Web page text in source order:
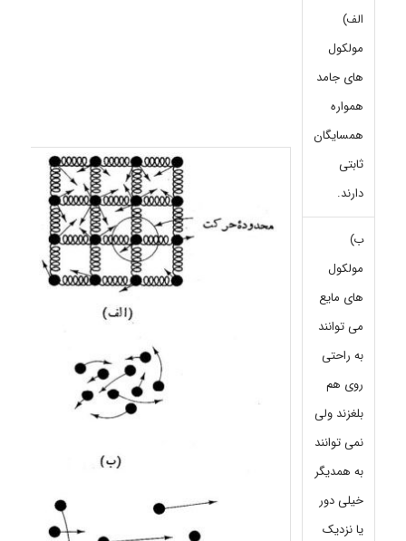
الف)
مولکول
های جامد
همواره
همسایگان
ثابتی
دارند.
ب)
مولکول
های مایع
می توانند
به راحتی
روی هم
بلغزند ولی
نمی توانند
به همدیگر
خیلی دور
یا نزدیک